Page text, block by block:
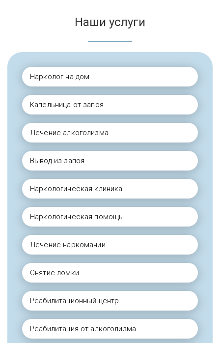
Наши услуги
Нарколог на дом
Капельница от запоя
Лечение алкоголизма
Вывод из запоя
Наркологическая клиника
Наркологическая помощь
Лечение наркомании
Снятие ломки
Реабилитационный центр
Реабилитация от алкоголизма